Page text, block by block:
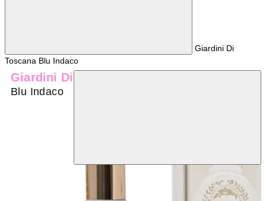
Giardini Di
Toscana Blu Indaco
Giardini Di Toscana
Blu Indaco